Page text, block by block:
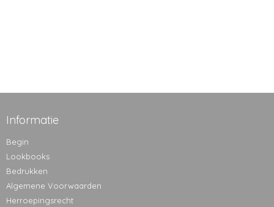
Informatie
Begin
Lookbooks
Bedrukken
Algemene Voorwaarden
Herroepingsrecht